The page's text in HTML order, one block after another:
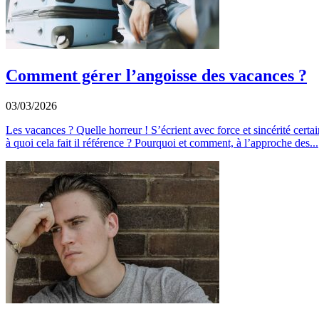
Comment gérer l’angoisse des vacances ?
03/03/2026
Les vacances ? Quelle horreur ! S’écrient avec force et sincérité
à quoi cela fait il référence ? Pourquoi et comment, à l’approche des...